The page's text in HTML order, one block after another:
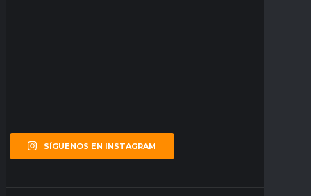
SÍGUENOS EN INSTAGRAM